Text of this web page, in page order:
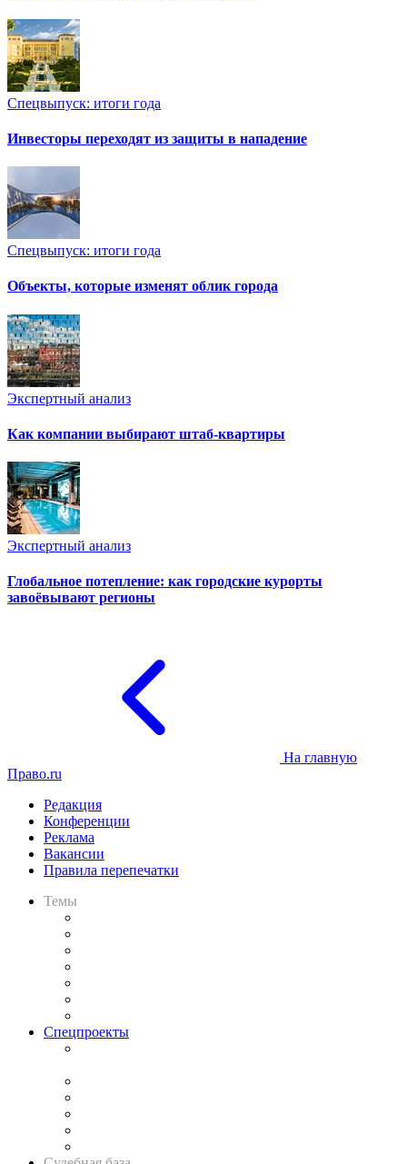
Спецвыпуск: итоги года
Инвесторы переходят из защиты в нападение
Спецвыпуск: итоги года
Объекты, которые изменят облик города
Экспертный анализ
Как компании выбирают штаб-квартиры
Экспертный анализ
Глобальное потепление: как городские курорты
завоёвывают регионы
На главную
Право.ru
Редакция
Конференции
Реклама
Вакансии
Правила перепечатки
Темы
Спецпроекты